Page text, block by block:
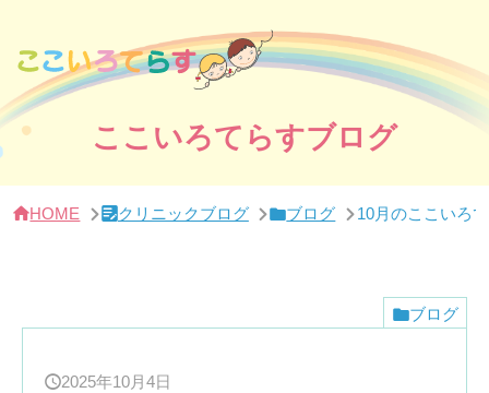
バー・
ニッ
ク
要
ここいろてらすブログ
HOME クリニックブログ ブログ 10月のここいろ
ブログ
2025年10月4日